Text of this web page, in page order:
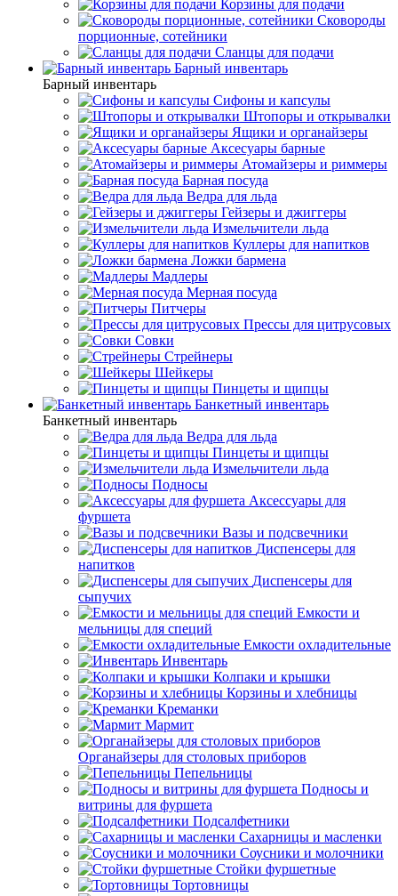
Корзины для подачи
Сковороды
порционные, сотейники
Сланцы для подачи
Барный инвентарь
Барный инвентарь
Сифоны и капсулы
Штопоры и открывалки
Ящики и органайзеры
Аксесуары барные
Атомайзеры и риммеры
Барная посуда
Ведра для льда
Гейзеры и джиггеры
Измельчители льда
Куллеры для напитков
Ложки бармена
Мадлеры
Мерная посуда
Питчеры
Прессы для цитрусовых
Совки
Стрейнеры
Шейкеры
Пинцеты и щипцы
Банкетный инвентарь
Банкетный инвентарь
Ведра для льда
Пинцеты и щипцы
Измельчители льда
Подносы
Аксессуары для
фуршета
Вазы и подсвечники
Диспенсеры для
напитков
Диспенсеры для
сыпучих
Емкости и
мельницы для специй
Емкости охладительные
Инвентарь
Колпаки и крышки
Корзины и хлебницы
Креманки
Мармит
Органайзеры для столовых приборов
Пепельницы
Подносы и
витрины для фуршета
Подсалфетники
Сахарницы и масленки
Соусники и молочники
Стойки фуршетные
Тортовницы